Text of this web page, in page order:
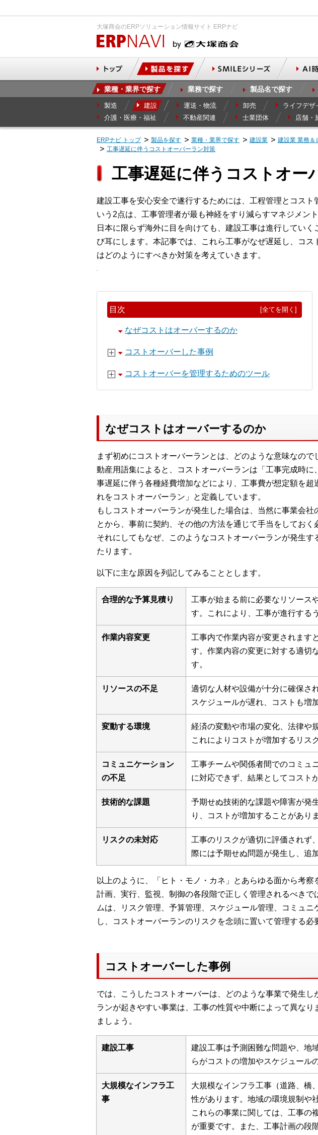
大塚商会のERPソリューション情報サイト ERPナビ
業種・業界で探す 業務で探す 製品名で探す
製造 建設 運送・物流 卸売 ライフデザ
介護・医療・福祉
不動産関連 士業団体 店舗・
ERPナビ トップ 製品を探す 業種・業界で探す 建設業 建設業 業務＆
工事遅延に伴うコストオーバーラン対策
工事遅延に伴うコストオー
建設工事を安心安全で遂行するためには、工程管理とコス
いう2点は、工事管理者が最も神経をすり減らすマネジメン
日本に限らず海外に目を向けても、建設工事は進行してい
び耳にします。本記事では、これら工事がなぜ遅延し、コ
はどのようにすべきか対策を考えていきます。
目次 [全てを開く]
なぜコストはオーバーするのか
コストオーバーした事例
コストオーバーを管理するためのツール
なぜコストはオーバーするのか
まず初めにコストオーバーランとは、どのような意味なの
動産用語集によると、コストオーバーランは「工事完成時
事遅延に伴う各種経費増加などにより、工事費が想定額を超
れをコストオーバーラン」と定義しています。
もしコストオーバーランが発生した場合は、当然に事業会社
とから、事前に契約、その他の方法を通じて手当をしておく
それにしてもなぜ、このようなコストオーバーランが発生
たります。
以下に主な原因を列記してみることとします。
合理的な予算見積り
工事が始まる前に必要なリソース
す。これにより、工事が進行する
作業内容変更
工事内で作業内容が変更されます
す。作業内容の変更に対する適切
す。
リソースの不足
適切な人材や設備が十分に確保さ
スケジュールが遅れ、コストも増
変動する環境
経済の変動や市場の変化、法律や
これによりコストが増加するリス
コミュニケーション
の不足
工事チームや関係者間でのコミュ
に対応できず、結果としてコスト
技術的な課題
予期せぬ技術的な課題や障害が発
り、コストが増加することがありま
リスクの未対応
工事のリスクが適切に評価されず
際には予期せぬ問題が発生し、追
以上のように、「ヒト・モノ・カネ」とあらゆる面から考
計画、実行、監視、制御の各段階で正しく管理されるべき
ムは、リスク管理、予算管理、スケジュール管理、コミュ
し、コストオーバーランのリスクを念頭に置いて管理する必
コストオーバーした事例
では、こうしたコストオーバーは、どのような事業で発生
ランが起きやすい事業は、工事の性質や中断によって異な
ましょう。
建設工事
建設工事は予測困難な問題や、地
らがコストの増加やスケジュール
大規模なインフラ工
事
大規模なインフラ工事（道路、橋
性があります。地域の環境規制や
これらの事業に関しては、工事の
が重要です。また、工事計画の段